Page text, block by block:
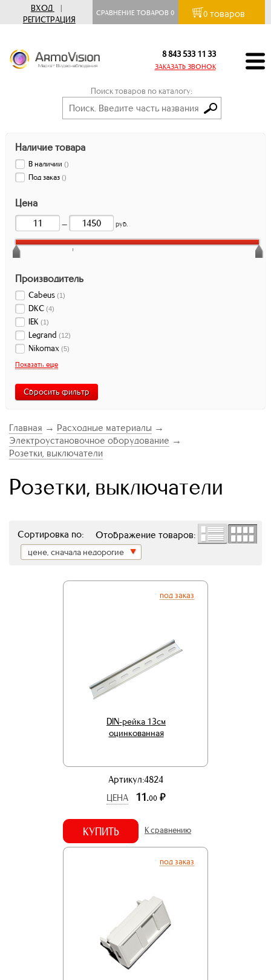
ВХОД
|
РЕГИСТРАЦИЯ
СРАВНЕНИЕ ТОВАРОВ0 0 товаров
8 843 533 11 33
ЗАКАЗАТЬ ЗВОНОК
Поиск товаров по каталогу:
Наличие товара
В наличии ()
Под заказ ()
Цена
— руб.
Производитель
Cabeus (1)
DKC (4)
IEK (1)
Legrand (12)
Nikomax (5)
Показать еще
Сбросить фильтр
Главная → Расходные материалы →
Электроустановочное оборудование →
Розетки, выключатели
Розетки, выключатели
Отображение товаров:
Сортировка по:
цене, сначала недорогие
под заказ
DIN-рейка 13см
оцинкованная
Артикул:4824
ЦЕНА
11.00 р.
КУПИТЬ К сравнению
под заказ